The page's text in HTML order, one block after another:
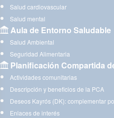
Salud cardiovascular
Salud mental
Aula de Entorno Saludable
Salud Ambiental
Seguridad Alimentaria
Planificación Compartida
Actividades comunitarias
Descripción y beneficios de la PCA
Deseos Kayrós (DK): complementar
Enlaces de interés